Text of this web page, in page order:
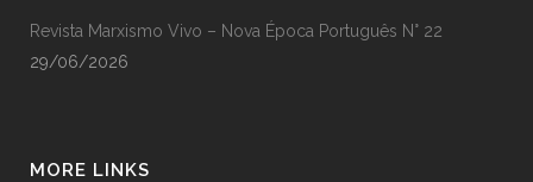
Revista Marxismo Vivo – Nova Época Português N° 22
29/06/2026
MORE LINKS